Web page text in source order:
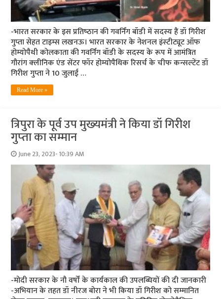
-भारत सरकार के इस प्रतिष्‍ठान की गवर्निंग बॉडी में सदस्‍य हैं डॉ गिरीश
गुप्‍ता सेहत टाइम्‍स लखनऊ। भारत सरकार के नेशनल इंस्‍टीट्यूट ऑफ
होम्‍योपैथी कोलकाता की गवर्निग बॉडी के सदस्‍य के रूप में आमंत्रित
गौरांग क्‍लीनिक एंड सेंटर फॉर होम्‍योपैथिक रिसर्च के चीफ कन्‍सल्‍टेंट डॉ
गिरीश गुप्‍ता ने 10 जुलाई …
Read More »
त्रिपुरा के पूर्व उप मुख्‍यमंत्री ने किया डॉ गिरीश
गुप्‍ता का सम्‍मान
June 23, 2023- 10:39 AM
-मोदी सरकार के नौ वर्षों के कार्यकाल की उपलब्धियों की दी जानकारी
-अभियान के तहत डॉ नीरज बोरा ने भी किया डॉ गिरीश को सम्‍मानित